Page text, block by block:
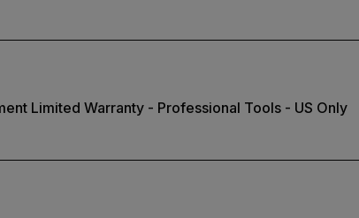
Limited Warranty - Professional Tools - US Only